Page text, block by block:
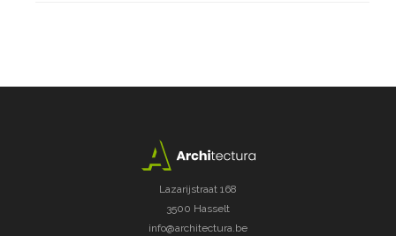
Lazarijstraat 168
3500 Hasselt
info@architectura.be